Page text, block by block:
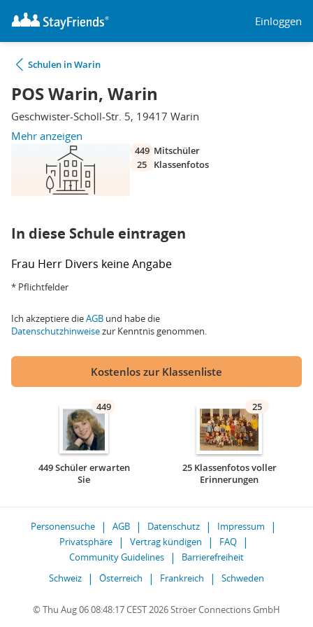
Einloggen
Schulen in Warin
POS Warin, Warin
Geschwister-Scholl-Str. 5, 19417 Warin
Mehr anzeigen
449 Mitschüler
25
Klassenfotos
In diese Schule eintragen
Frau Herr Divers keine Angabe
* Pflichtfelder
Ich akzeptiere dieAGB und habe die
Datenschutzhinweisezur Kenntnis genommen.
Kostenlos zur Klassenliste
449
449 Schüler erwarten
Sie
25
25 Klassenfotos voller
Erinnerungen
Personensuche AGB Datenschutz
Impressum
Privatsphäre
Vertrag kündigen
FAQ
Community Guidelines
Barrierefreiheit
Schweiz
Österreich Frankreich Schweden
© Thu Aug 06 08:48:17 CEST 2026 Ströer Connections GmbH